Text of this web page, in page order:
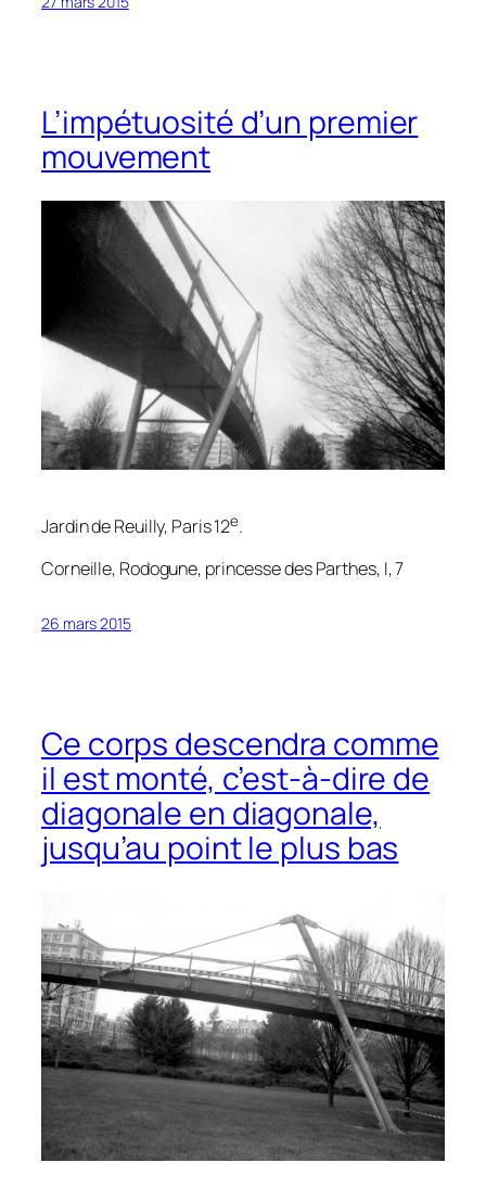
L’impétuosité d’un premier
mouvement
Jardin de Reuilly, Paris 12e.
Corneille, Rodogune, princesse des Parthes, I, 7
26 mars 2015
Ce corps descendra comme
il est monté, c’est-à-dire de
diagonale en diagonale,
jusqu’au point le plus bas